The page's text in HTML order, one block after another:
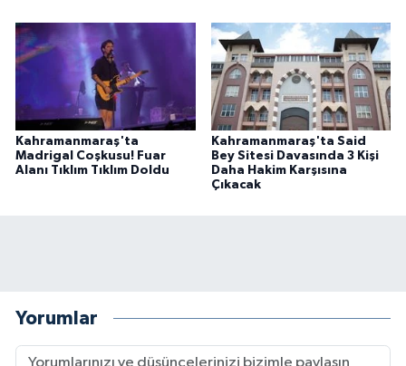
Kahramanmaraş'ta
Madrigal Coşkusu! Fuar
Alanı Tıklım Tıklım Doldu
Kahramanmaraş'ta Said
Bey Sitesi Davasında 3 Kişi
Daha Hakim Karşısına
Çıkacak
Yorumlar